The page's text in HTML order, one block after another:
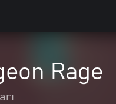
Rage